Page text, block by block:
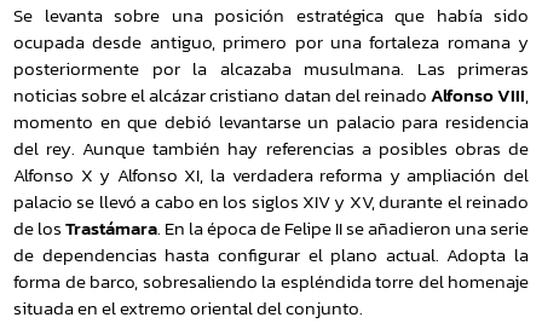
Se levanta sobre una posición estratégica que había sido
ocupada desde antiguo, primero por una fortaleza romana y
posteriormente por la alcazaba musulmana. Las primeras
noticias sobre el alcázar cristiano datan del reinadoAlfonso VIII,
momento en que debió levantarse un palacio para residencia
del rey. Aunque también hay referencias a posibles obras de
Alfonso X y Alfonso XI, la verdadera reforma y ampliación del
palacio se llevó a cabo en los siglos XIV y XV, durante el reinado
de losTrastámara. En la época de Felipe II se añadieron una serie
de dependencias hasta configurar el plano actual. Adopta la
forma de barco, sobresaliendo la espléndida torre del homenaje
situada en el extremo oriental del conjunto.